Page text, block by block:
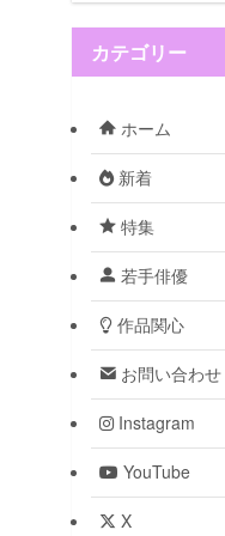
カテゴリー
ホーム
新着
特集
若手俳優
作品関心
お問い合わせ
Instagram
YouTube
X